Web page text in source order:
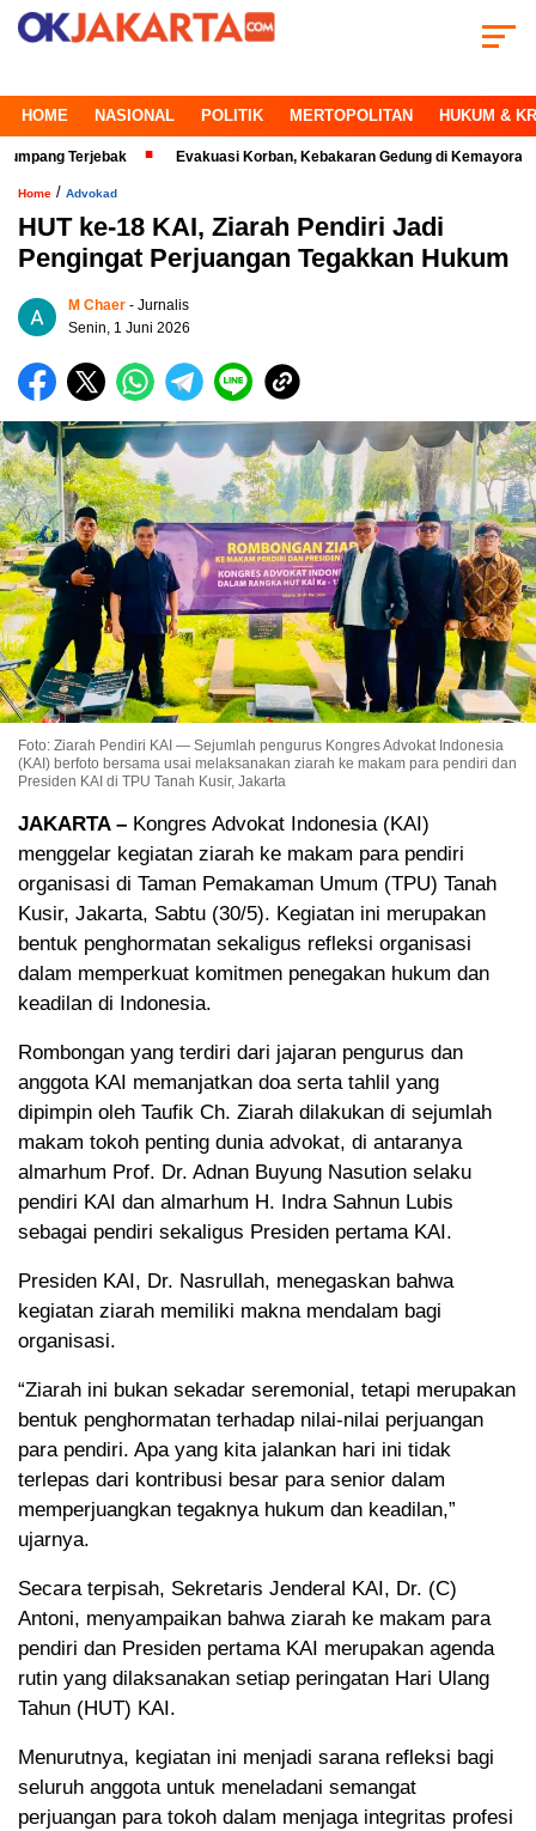
HOME NASIONAL POLITIK MERTOPOLITAN HUKUM &
Terjebak Evakuasi Korban, Kebakaran Gedung di Kemayoran Makin
Home / Advokad
HUT ke-18 KAI, Ziarah Pendiri Jadi
Pengingat Perjuangan Tegakkan Hukum
M Chaer - Jurnalis
Senin, 1 Juni 2026
Foto: Ziarah Pendiri KAI — Sejumlah pengurus Kongres Advokat Indonesia
(KAI) berfoto bersama usai melaksanakan ziarah ke makam para pendiri dan
Presiden KAI di TPU Tanah Kusir, Jakarta
JAKARTA – Kongres Advokat Indonesia (KAI)
menggelar kegiatan ziarah ke makam para pendiri
organisasi di Taman Pemakaman Umum (TPU) Tanah
Kusir, Jakarta, Sabtu (30/5). Kegiatan ini merupakan
bentuk penghormatan sekaligus refleksi organisasi
dalam memperkuat komitmen penegakan hukum dan
keadilan di Indonesia.
Rombongan yang terdiri dari jajaran pengurus dan
anggota KAI memanjatkan doa serta tahlil yang
dipimpin oleh Taufik Ch. Ziarah dilakukan di sejumlah
makam tokoh penting dunia advokat, di antaranya
almarhum Prof. Dr. Adnan Buyung Nasution selaku
pendiri KAI dan almarhum H. Indra Sahnun Lubis
sebagai pendiri sekaligus Presiden pertama KAI.
Presiden KAI, Dr. Nasrullah, menegaskan bahwa
kegiatan ziarah memiliki makna mendalam bagi
organisasi.
“Ziarah ini bukan sekadar seremonial, tetapi merupakan
bentuk penghormatan terhadap nilai-nilai perjuangan
para pendiri. Apa yang kita jalankan hari ini tidak
terlepas dari kontribusi besar para senior dalam
memperjuangkan tegaknya hukum dan keadilan,”
ujarnya.
Secara terpisah, Sekretaris Jenderal KAI, Dr. (C)
Antoni, menyampaikan bahwa ziarah ke makam para
pendiri dan Presiden pertama KAI merupakan agenda
rutin yang dilaksanakan setiap peringatan Hari Ulang
Tahun (HUT) KAI.
Menurutnya, kegiatan ini menjadi sarana refleksi bagi
seluruh anggota untuk meneladani semangat
perjuangan para tokoh dalam menjaga integritas profesi